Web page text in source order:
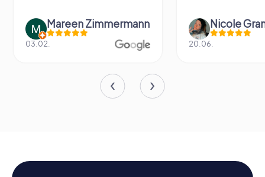
Mareen Zimmermann
03.02.
Nicole
20.06.